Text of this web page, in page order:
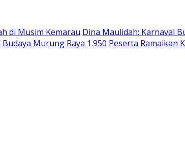
di Musim Kemarau Dina Maulidah: Karnaval
Murung Raya 1.950 Peserta Ramaikan